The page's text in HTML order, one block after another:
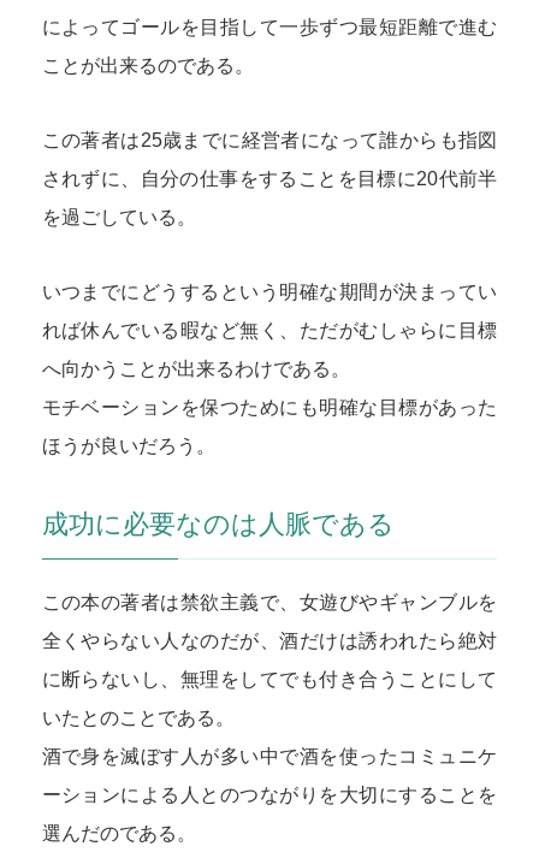
によってゴールを目指して一歩ずつ最短距離で進む
ことが出来るのである。
この著者は25歳までに経営者になって誰からも指図
されずに、自分の仕事をすることを目標に20代前半
を過ごしている。
いつまでにどうするという明確な期間が決まってい
れば休んでいる暇など無く、ただがむしゃらに目標
へ向かうことが出来るわけである。
モチベーションを保つためにも明確な目標があった
ほうが良いだろう。
成功に必要なのは人脈である
この本の著者は禁欲主義で、女遊びやギャンブルを
全くやらない人なのだが、酒だけは誘われたら絶対
に断らないし、無理をしてでも付き合うことにして
いたとのことである。
酒で身を滅ぼす人が多い中で酒を使ったコミュニケ
ーションによる人とのつながりを大切にすることを
選んだのである。